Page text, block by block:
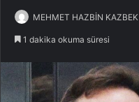
MEHMET HAZBİN KAZBEK
1 dakika okuma süresi